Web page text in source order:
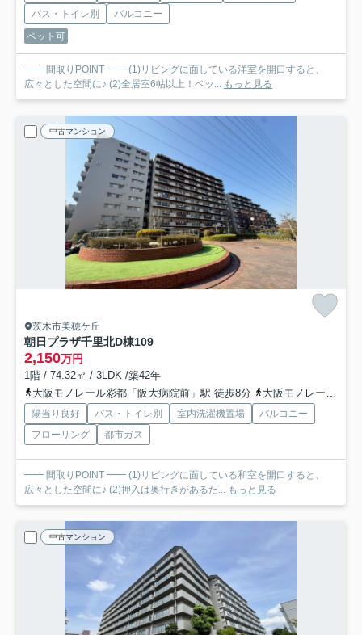
バス・トイレ別
バルコニー
ペット可
━━ 間取りPOINT ━━ (1)リビングに面している洋室を開口すると、
広々とした空間に♪ (2)全居室6帖以上！ベッ... もっと見る
中古マンション
茨木市美穂ケ丘
朝日プラザ千里北D棟109
2,150万円
1階 / 74.32㎡ / 3LDK /築42年
大阪モノレール彩都「阪大病院前」駅 徒歩8分
大阪モノレール彩都「豊川」駅 徒歩17分
陽当り良好 バス・トイレ別 室内洗濯機置場
バルコニー
フローリング
都市ガス
━━ 間取りPOINT ━━ (1)リビングに面している和室を開口すると、
広々とした空間に♪ (2)押入は奥行きがあるた... もっと見る
中古マンション